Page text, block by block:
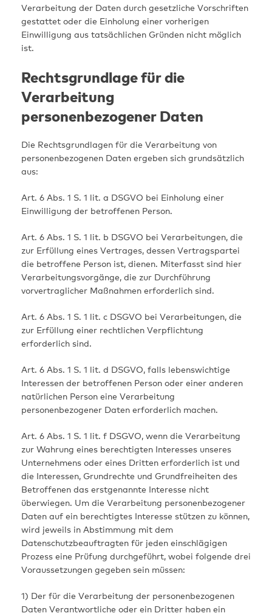
Verarbeitung der Daten durch gesetzliche Vorschriften
gestattet oder die Einholung einer vorherigen
Einwilligung aus tatsächlichen Gründen nicht möglich
ist.
Rechtsgrundlage für die
Verarbeitung
personenbezogener Daten
Die Rechtsgrundlagen für die Verarbeitung von
personenbezogenen Daten ergeben sich grundsätzlich
aus:
Art. 6 Abs. 1 S. 1 lit. a DSGVO bei Einholung einer
Einwilligung der betroffenen Person.
Art. 6 Abs. 1 S. 1 lit. b DSGVO bei Verarbeitungen, die
zur Erfüllung eines Vertrages, dessen Vertragspartei
die betroffene Person ist, dienen. Miterfasst sind hier
Verarbeitungsvorgänge, die zur Durchführung
vorvertraglicher Maßnahmen erforderlich sind.
Art. 6 Abs. 1 S. 1 lit. c DSGVO bei Verarbeitungen, die
zur Erfüllung einer rechtlichen Verpflichtung
erforderlich sind.
Art. 6 Abs. 1 S. 1 lit. d DSGVO, falls lebenswichtige
Interessen der betroffenen Person oder einer anderen
natürlichen Person eine Verarbeitung
personenbezogener Daten erforderlich machen.
Art. 6 Abs. 1 S. 1 lit. f DSGVO, wenn die Verarbeitung
zur Wahrung eines berechtigten Interesses unseres
Unternehmens oder eines Dritten erforderlich ist und
die Interessen, Grundrechte und Grundfreiheiten des
Betroffenen das erstgenannte Interesse nicht
überwiegen. Um die Verarbeitung personenbezogener
Daten auf ein berechtigtes Interesse stützen zu können,
wird jeweils in Abstimmung mit dem
Datenschutzbeauftragten für jeden einschlägigen
Prozess eine Prüfung durchgeführt, wobei folgende drei
Voraussetzungen gegeben sein müssen:
1) Der für die Verarbeitung der personenbezogenen
Daten Verantwortliche oder ein Dritter haben ein